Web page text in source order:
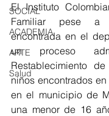
SOCIAL
ACADEMIA
ARTE
Salud
El Instituto
Familiar pese a
encontrada en el
un proceso
Restablecimiento
niños encontrados
en el municipio de
una menor de 16